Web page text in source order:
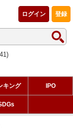
登録
ログイン
キング IPO